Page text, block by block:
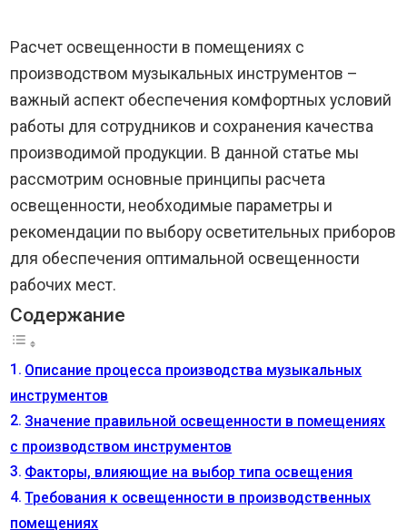
Расчет освещенности в помещениях с
производством музыкальных инструментов –
важный аспект обеспечения комфортных условий
работы для сотрудников и сохранения качества
производимой продукции. В данной статье мы
рассмотрим основные принципы расчета
освещенности, необходимые параметры и
рекомендации по выбору осветительных приборов
для обеспечения оптимальной освещенности
рабочих мест.
Содержание
Описание процесса производства музыкальных
инструментов
Значение правильной освещенности в помещениях
с производством инструментов
Факторы, влияющие на выбор типа освещения
Требования к освещенности в производственных
помещениях